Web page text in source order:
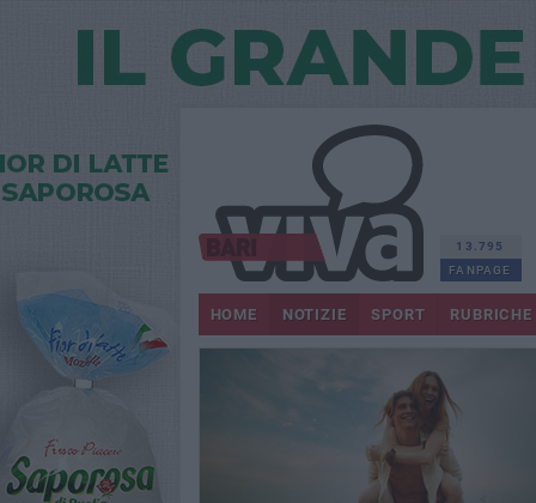
13.795
FANPAGE
HOME NOTIZIE SPORT RUBRICHE